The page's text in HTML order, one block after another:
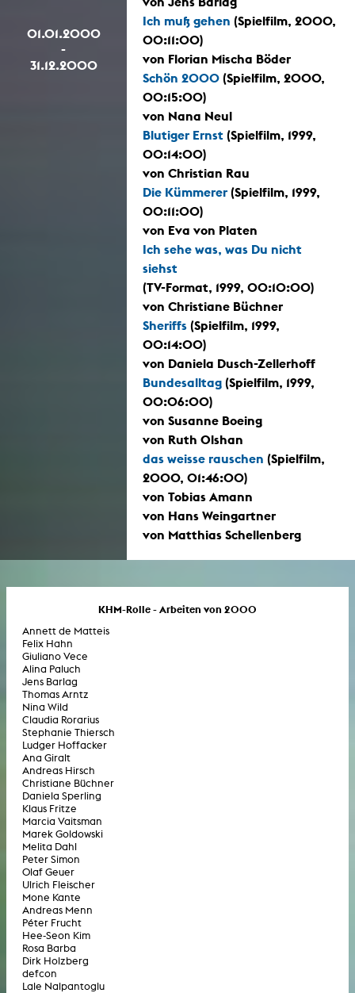
01.01.2000
-
31.12.2000
Ich muß gehen (Spielfilm, 2000,
00:11:00)
von Florian Mischa Böder
Schön 2000 (Spielfilm, 2000,
00:15:00)
von Nana Neul
Blutiger Ernst (Spielfilm, 1999,
00:14:00)
von Christian Rau
Die Kümmerer (Spielfilm, 1999,
00:11:00)
von Eva von Platen
Ich sehe was, was Du nicht
siehst
(TV-Format, 1999, 00:10:00)
von Christiane Büchner
Sheriffs (Spielfilm, 1999,
00:14:00)
von Daniela Dusch-Zellerhoff
Bundesalltag (Spielfilm, 1999,
00:06:00)
von Susanne Boeing
von Ruth Olshan
das weisse rauschen (Spielfilm,
2000, 01:46:00)
von Tobias Amann
von Hans Weingartner
von Matthias Schellenberg
KHM-Rolle - Arbeiten von 2000
Annett de Matteis
Felix Hahn
Giuliano Vece
Alina Paluch
Jens Barlag
Thomas Arntz
Nina Wild
Claudia Rorarius
Stephanie Thiersch
Ludger Hoffacker
Ana Giralt
Andreas Hirsch
Christiane Büchner
Daniela Sperling
Klaus Fritze
Marcia Vaitsman
Marek Goldowski
Melita Dahl
Peter Simon
Olaf Geuer
Ulrich Fleischer
Mone Kante
Andreas Menn
Péter Frucht
Hee-Seon Kim
Rosa Barba
Dirk Holzberg
defcon
Lale Nalpantoglu